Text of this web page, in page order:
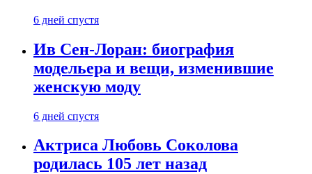
6 дней спустя
Ив Сен-Лоран: биография
модельера и вещи, изменившие
женскую моду
6 дней спустя
Актриса Любовь Соколова
родилась 105 лет назад